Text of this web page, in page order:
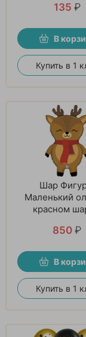
135 ₽
В
Купить в 1
Шар
Маленький
красном
850 ₽
В
Купить в 1